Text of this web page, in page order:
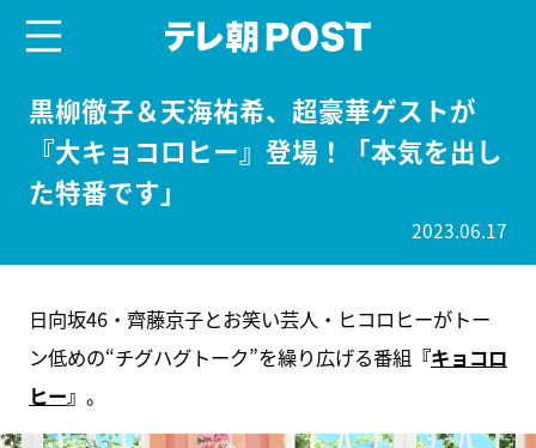
黒柳徹子＆天海祐希、超豪華ゲストが
『大キョコロヒー』登場！「本気を出し
た特番です」
2023.06.17
日向坂46・齊藤京子とお笑い芸人・ヒコロヒーがトー
ン低めの“チグハグトーク”を繰り広げる番組 『キョコロ
ヒー』 。